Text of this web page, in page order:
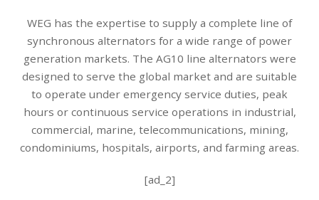
WEG has the expertise to supply a complete line of
synchronous alternators for a wide range of power
generation markets. The AG10 line alternators were
designed to serve the global market and are suitable
to operate under emergency service duties, peak
hours or continuous service operations in industrial,
commercial, marine, telecommunications, mining,
condominiums, hospitals, airports, and farming areas.
[ad_2]